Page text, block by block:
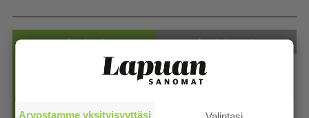
Juuri nyt
Luetuimmat
1. Super­pe­sis­naisten runkosarja huipentuu sunnuntaina
Arvostamme yksityisyyttäsi